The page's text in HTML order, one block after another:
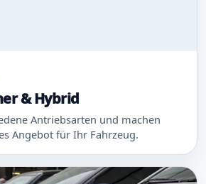
& Hybrid
Antriebsarten und machen
Angebot für Ihr Fahrzeug.